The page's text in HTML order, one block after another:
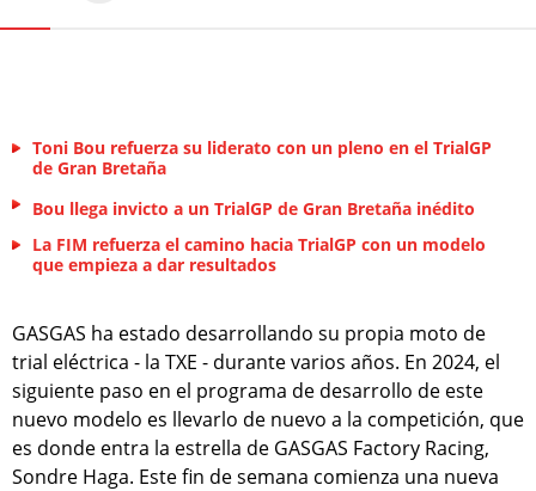
Toni Bou refuerza su liderato con un pleno en el TrialGP
de Gran Bretaña
Bou llega invicto a un TrialGP de Gran Bretaña inédito
La FIM refuerza el camino hacia TrialGP con un modelo
que empieza a dar resultados
GASGAS ha estado desarrollando su propia moto de
trial eléctrica - la TXE - durante varios años. En 2024, el
siguiente paso en el programa de desarrollo de este
nuevo modelo es llevarlo de nuevo a la competición, que
es donde entra la estrella de GASGAS Factory Racing,
Sondre Haga. Este fin de semana comienza una nueva